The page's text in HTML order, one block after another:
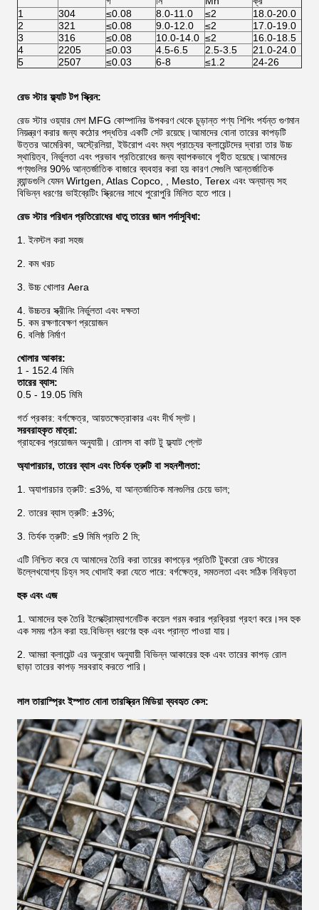
1
304 ≤0.08 8.0-11.0 ≤2
18.0-20.0
2
321 ≤0.08 9.0-12.0 ≤2
17.0-19.0
3
316 ≤0.08 10.0-14.0 ≤2
16.0-18.5
4
2205 ≤0.03 4.5-6.5 2.5-3.5
21.0-24.0
5
2507 ≤0.03 6-8 ≤1.2 24-26
রেড স্টার ফ্ল্যাট টপ স্ক্রিন:
রেড স্টার ওয়্যার মেশ MFG কোম্পানির উপকরণ থেকে চূড়ান্ত পণ্য শিপিং পর্যন্ত গুণমান
নিয়ন্ত্রণ করার জন্য কঠোর পদ্ধতির একটি সেট রয়েছে।আমাদের বোনা তারের কাপড়টি
উত্তর আমেরিকা, অস্ট্রেলিয়া, ইউরোপ এবং মধ্য প্রাচ্যের ক্লায়েন্টদের দ্বারা তার উচ্চ
স্থায়িত্ব, নির্ভুলতা এবং প্রভাব প্রতিরোধের জন্য ব্যাপকভাবে গৃহীত হয়েছে।আমাদের
পণ্যগুলির 90% আন্তর্জাতিক বাজারে ব্যবহার করা হয় কারণ সেগুলি আন্তর্জাতিক
ব্র্যান্ডগুলি যেমন Wirtgen, Atlas Copco, , Mesto, Terex এবং অন্যান্য সহ
বিভিন্ন ধরণের ভাইব্রেটিং স্ক্রিনের সাথে পুরোপুরি মিলিত হতে পারে।
রেড স্টার পরিধান প্রতিরোধের ধাতু তারের জাল পর্দাসুবিধা:
1. ইনস্টল করা সহজ
2. কম খরচ
3. উচ্চ খোলার Aera
4. উচ্চতর স্ক্রীনিং নির্ভুলতা এবং দক্ষতা
5. কম রক্ষণাবেক্ষণ প্রয়োজন
6. বলিষ্ঠ নির্মাণ
খোলার আকার:
1 - 152.4 মিমি
তারের ব্যাস:
0.5 - 19.05 মিমি
গর্ত প্রকার: বর্গক্ষেত্র, আয়তক্ষেত্রাকার এবং দীর্ঘ স্লট।
সরবরাহকৃত মাত্রা:
গ্রাহকের প্রয়োজন অনুযায়ী। রোলস বা কাট টু ফ্ল্যাট প্লেট
অ্যাপারচার, তারের ব্যাস এবং তির্যক ত্রুটি বা সহনশীলতা:
1. অ্যাপারচার ত্রুটি: ≤3%, যা আন্তর্জাতিক মানগুলির চেয়ে ভাল;
2. তারের ব্যাস ত্রুটি: ±3%;
3. তির্যক ত্রুটি: ≤9 মিমি প্রতি 2 মি;
এটি নিশ্চিত করে যে আমাদের তৈরি করা তারের কাপড়ের প্রতিটি টুকরো রেড স্টারের
উল্লেখযোগ্য চিহ্ন সহ খোদাই করা যেতে পারে: বর্গক্ষেত্র, সমতলতা এবং সঠিক নিবিড়তা
হুক এবং এজ
1. আমাদের হুক তৈরি ইলেক্ট্রোম্যাগনেটিক কয়েল গরম করার প্রক্রিয়া গ্রহণ করে।সব হুক
এক সময় গঠন করা হয়.বিভিন্ন ধরণের হুক এবং প্রান্ত পাওয়া যায়।
2. আমরা ক্লায়েন্ট এর অনুরোধ অনুযায়ী বিভিন্ন আকারের হুক এবং তারের কাপড় রোল
ছাড়া তারের কাপড় সরবরাহ করতে পারি।
লাল তারাস্প্রিং ইস্পাত বোনা তারস্ক্রিন মিডিয়া ব্যবহৃত কেস: